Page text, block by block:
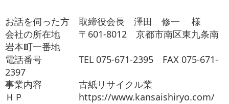
お問い合わせ
お話を伺った方 取締役会長 澤田 修一 様
会社の所在地 〒601-8012 京都市南区東九条南
岩本町一番地
電話番号 TEL 075-671-2395 FAX 075-671-
2397
事業内容 古紙リサイクル業
ＨＰ https://www.kansaishiryo.com/